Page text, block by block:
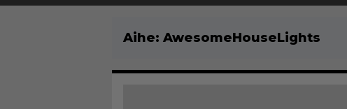
Aihe: AwesomeHouseLights